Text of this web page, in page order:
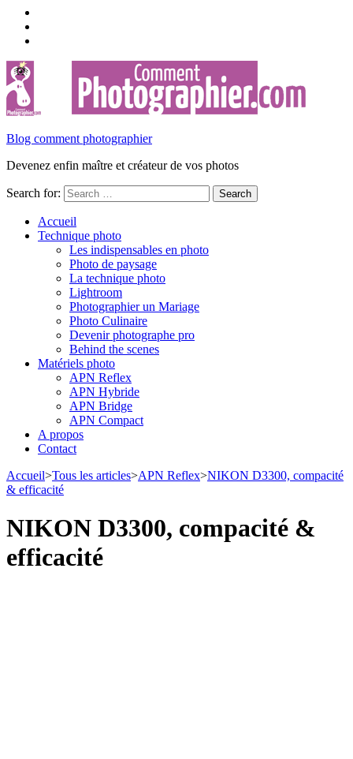
Blog comment photographier
Devenez enfin maître et créateur de vos photos
Search for:
Accueil
Technique photo
Les indispensables en photo
Photo de paysage
La technique photo
Lightroom
Photographier un Mariage
Photo Culinaire
Devenir photographe pro
Behind the scenes
Matériels photo
APN Reflex
APN Hybride
APN Bridge
APN Compact
A propos
Contact
Accueil>Tous les articles>APN Reflex>NIKON D3300, compacité
& efficacité
NIKON D3300, compacité &
efficacité